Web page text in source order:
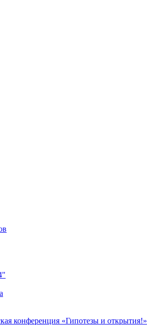
конференция «Гипотезы и открытия!»